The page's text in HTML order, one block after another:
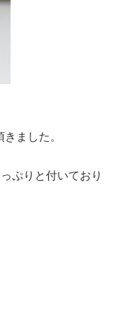
ました。
ぷりと付いており